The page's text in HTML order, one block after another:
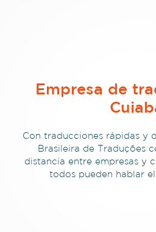
Empresa de
Con traducciones rápidas y
Brasileira de Traduções
distancia entre empresas y
todos pueden hablar el